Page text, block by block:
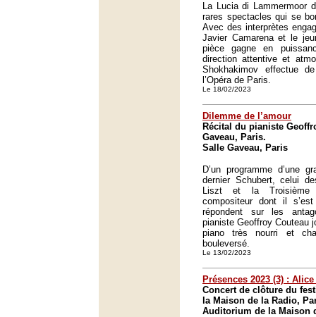
La Lucia di Lammermoor
rares spectacles qui se
Avec des interprètes
Javier Camarena et le
pièce gagne en
direction attentive et
Shokhakimov effectue
l’Opéra de Paris.
Le 18/02/2023
Dilemme de l’amour
Récital du pianiste
Gaveau, Paris.
Salle Gaveau, Paris
D’un programme d’une
dernier Schubert, celui
Liszt et la Troisième
compositeur dont il
répondent sur les
pianiste Geoffroy Couteau
piano très nourri et
bouleversé.
Le 13/02/2023
Présences 2023 (3) :
Concert de clôture du
la Maison de la Radio,
Auditorium de la Maison